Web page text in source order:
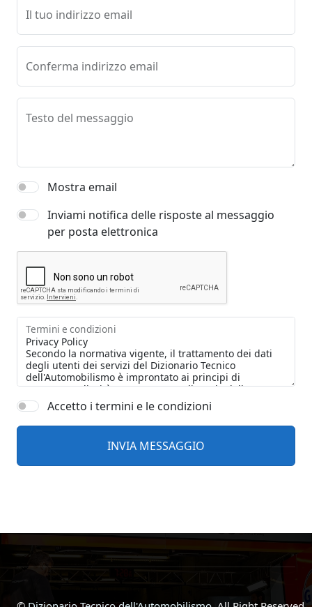
Il tuo indirizzo email
Conferma indirizzo email
Testo del messaggio
Mostra email
Inviami notifica delle risposte al messaggio
per posta elettronica
Termini e condizioni
Accetto i termini e le condizioni